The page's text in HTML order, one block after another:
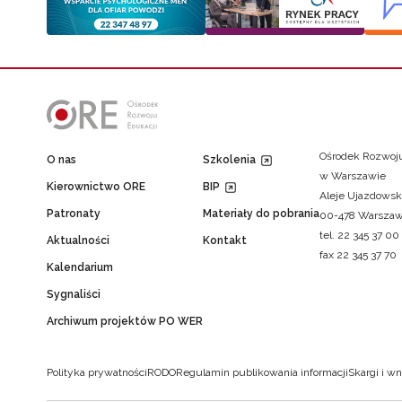
O nas
Kierownictwo ORE
Patronaty
Aktualności
Kalendarium
Sygnaliści
Archiwum projektów PO WER
Szkolenia
BIP
Materiały do pobrania
Kontakt
Ośrodek
w Warszawie
Aleje
00-478
tel. 22 345 37 00
fax 22 345 37 70
Polityka prywatnościRODORegulamin publikowania informacjiSkargi i